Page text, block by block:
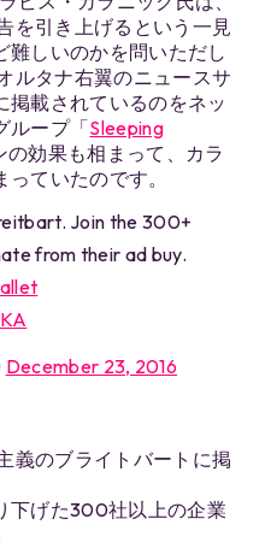
を引き上げるという一見
難しいのかを問いただし
ルタナ右翼のニュースサ
掲載されているのをネッ
ループ「Sleeping
効果も相まって、カラ
ていたのです。
Join the 300+
from their ad buy.
December 23, 2016
義のブライトバートに掲
下げた300社以上の企業